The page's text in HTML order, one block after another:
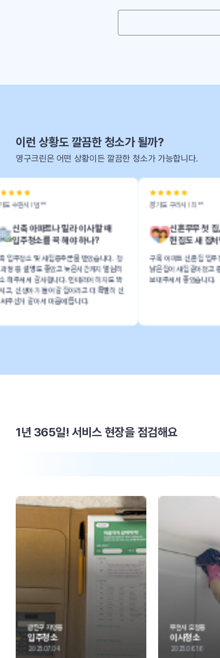
이런 상황도 깔끔한 청소가 될까?
영구크린은 어떤 상황이든 깔끔한 청소가 가능합니다.
때
니다. 청
열심히
자도 봐
별히 신
신혼부부 첫 집, 이사청소하면
헌집도 새 집처럼 깨끗해질까?
구옥 아파트 신혼집 입주청소했어요
낡은집이 새집같아졌고 중간중간 청소사진
보내주셔서 좋았습니다.
계
이
도
1년 365일! 서비스 현장을 점검해요
부천시 오정동
이사청소
2025.06.16
부천시 원미구
프리미엄청소
2025.06.12